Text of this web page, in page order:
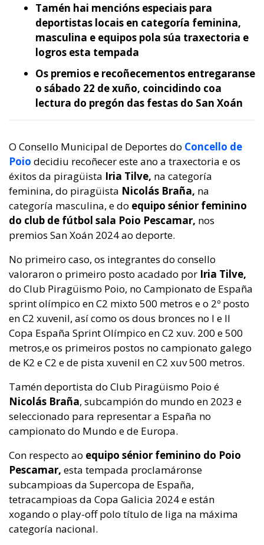
Tamén hai mencións especiais para
deportistas locais en categoría feminina,
masculina e equipos pola súa traxectoria e
logros esta tempada
Os premios e recoñecementos entregaranse
o sábado 22 de xuño, coincidindo coa
lectura do pregón das festas do San Xoán
O Consello Municipal de Deportes do Concello de
Poio decidiu recoñecer este ano a traxectoria e os
éxitos da piragüista Iria Tilve, na categoría
feminina, do piragüista Nicolás Braña, na
categoría masculina, e do equipo sénior feminino
do club de fútbol sala Poio Pescamar, nos
premios San Xoán 2024 ao deporte.
No primeiro caso, os integrantes do consello
valoraron o primeiro posto acadado por Iria Tilve,
do Club Piragüismo Poio, no Campionato de España
sprint olímpico en C2 mixto 500 metros e o 2º posto
en C2 xuvenil, así como os dous bronces no I e II
Copa España Sprint Olímpico en C2 xuv. 200 e 500
metros,e os primeiros postos no campionato galego
de K2 e C2 e de pista xuvenil en C2 xuv 500 metros.
Tamén deportista do Club Piragüismo Poio é
Nicolás Braña, subcampión do mundo en 2023 e
seleccionado para representar a España no
campionato do Mundo e de Europa.
Con respecto ao equipo sénior feminino do Poio
Pescamar, esta tempada proclamáronse
subcampioas da Supercopa de España,
tetracampioas da Copa Galicia 2024 e están
xogando o play-off polo título de liga na máxima
categoría nacional.